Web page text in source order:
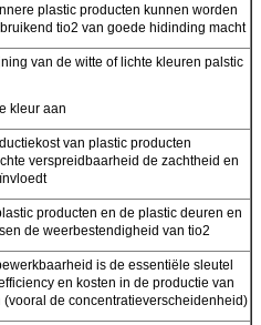
plastic producten kunnen worden
tio2 van goede hidinding macht
van de witte of lichte kleuren palstic
kleur aan
van plastic producten
verspreidbaarheid de zachtheid en
producten en de plastic deuren en
de weerbestendigheid van tio2
is de essentiële sleutel
en kosten in de productie van
(vooral de concentratieverscheidenheid)